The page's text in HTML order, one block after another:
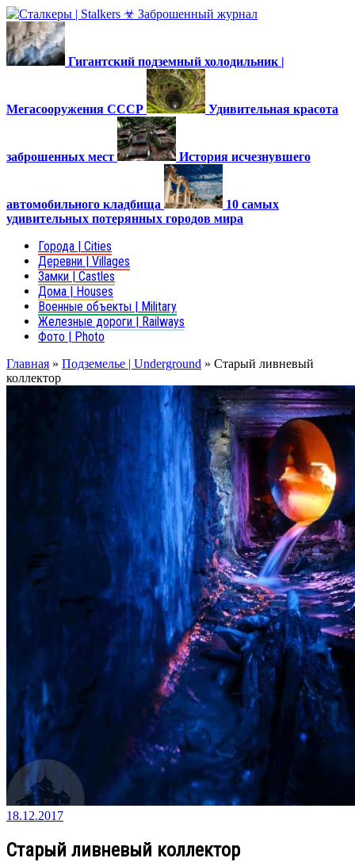
Гигантский подземный холодильник |
Мегасооружения СССР Удивительная красота
заброшенных мест История исчезнувшего
автомобильного кладбища
10 самых
удивительных потерянных городов мира
Города | Cities
Деревни | Villages
Замки | Castles
Дома | Houses
Военные объекты | Military
Железные дороги | Railways
Фото | Photo
Главная » Подземелье | Underground » Старый ливневый
коллектор
18.12.2017
Старый ливневый коллектор